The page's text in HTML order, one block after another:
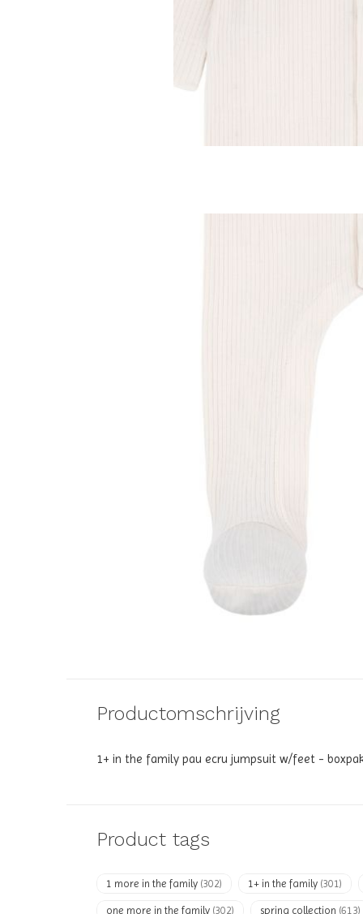
Productomschrijving
1+ in the family pau ecru jumpsuit w/feet -
Product tags
1 more in the family (302) 1+ in the family (301)
one more in the family (302) spring collection (613)